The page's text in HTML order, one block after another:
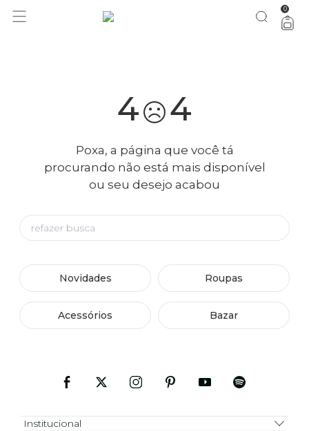
você merece 30% OFF pra comemorar com a gente aproveita! 0
4 4
Poxa, a página que você tá
procurando não está mais disponível
ou seu desejo acabou
Novidades Roupas
Acessórios Bazar
Institucional